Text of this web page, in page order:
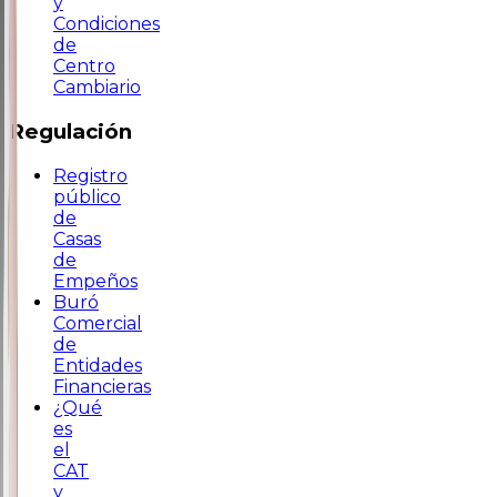
Condiciones
de
Centro
Cambiario
Regulación
Registro
público
de
Casas
de
Empeños
Buró
Comercial
de
Entidades
Financieras
¿Qué
es
el
CAT
y